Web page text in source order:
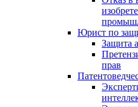
Юрист по
Защита
прав